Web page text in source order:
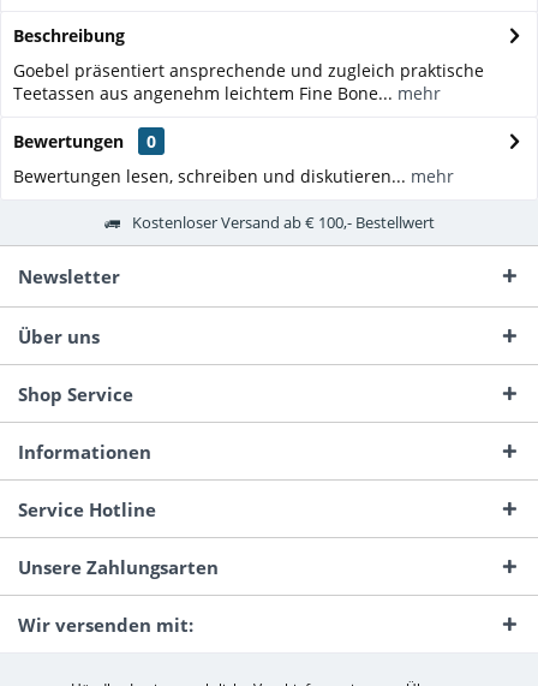
Beschreibung
Goebel präsentiert ansprechende und zugleich praktische
Teetassen aus angenehm leichtem Fine Bone... mehr
Bewertungen
0
Bewertungen lesen, schreiben und diskutieren... mehr
Kostenloser Versand ab € 100,- Bestellwert
Newsletter
Über uns
Shop Service
Informationen
Service Hotline
Unsere Zahlungsarten
Wir versenden mit: